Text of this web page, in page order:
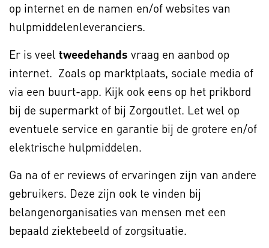
op internet en de namen en/of websites van
hulpmiddelenleveranciers.
Er is veel tweedehands vraag en aanbod op
internet. Zoals op marktplaats, sociale media of
via een buurt-app. Kijk ook eens op het prikbord
bij de supermarkt of bij Zorgoutlet. Let wel op
eventuele service en garantie bij de grotere en/of
elektrische hulpmiddelen.
Ga na of er reviews of ervaringen zijn van andere
gebruikers. Deze zijn ook te vinden bij
belangenorganisaties van mensen met een
bepaald ziektebeeld of zorgsituatie.